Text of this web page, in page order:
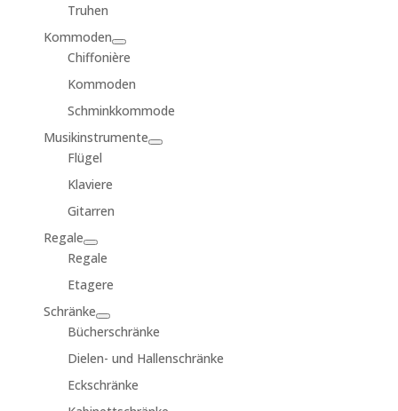
Truhen
Kommoden
Chiffonière
Kommoden
Schminkkommode
Musikinstrumente
Flügel
Klaviere
Gitarren
Regale
Regale
Etagere
Schränke
Bücherschränke
Dielen- und Hallenschränke
Eckschränke